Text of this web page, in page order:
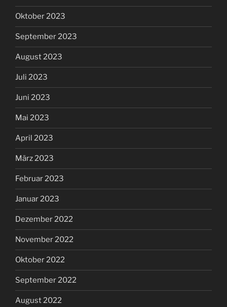
Oktober 2023
September 2023
August 2023
Juli 2023
Juni 2023
Mai 2023
April 2023
März 2023
Februar 2023
Januar 2023
Dezember 2022
November 2022
Oktober 2022
September 2022
August 2022